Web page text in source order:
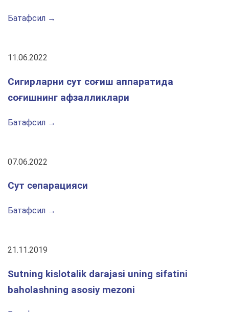
Батафсил →
11.06.2022
Сигирларни сут соғиш аппаратида
соғишнинг афзалликлари
Батафсил →
07.06.2022
Сут сепарацияси
Батафсил →
21.11.2019
Sutning kislotalik darajasi uning sifatini
baholashning asosiy mezoni